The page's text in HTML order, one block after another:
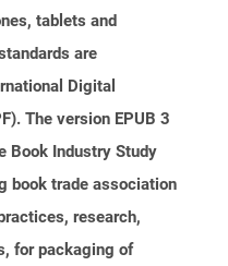
tablets and
are
Digital
The version EPUB 3
Book Industry Study
book trade association
research,
for packaging of